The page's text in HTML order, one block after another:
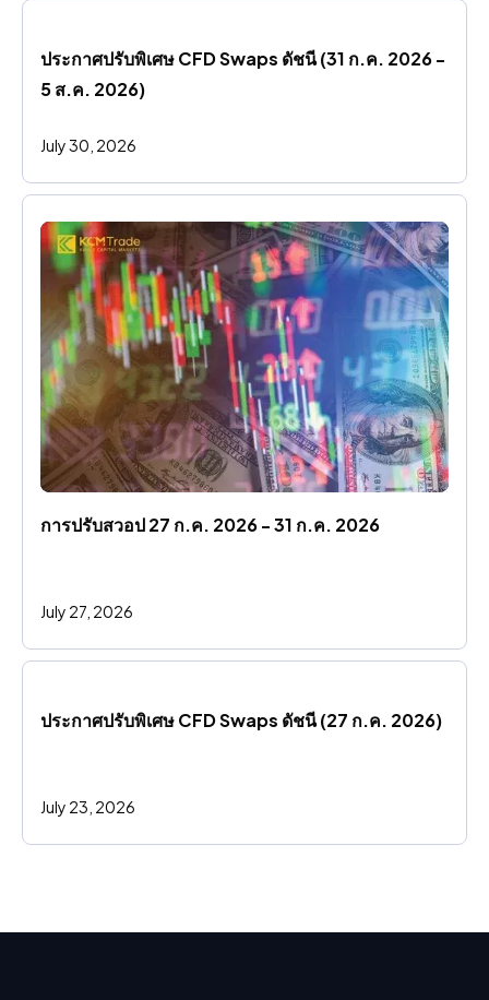
ประกาศปรับพิเศษ CFD Swaps ดัชนี (31 ก.ค. 2026 -
5 ส.ค. 2026)
July 30, 2026
การปรับสวอป 27 ก.ค. 2026 - 31 ก.ค. 2026
July 27, 2026
ประกาศปรับพิเศษ CFD Swaps ดัชนี (27 ก.ค. 2026)
July 23, 2026